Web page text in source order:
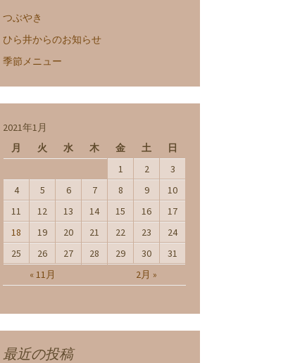
つぶやき
ひら井からのお知らせ
季節メニュー
2021年1月
月
火 水 木 金 土 日
« 11月 2月 »
1 2
3
4
5 6 7 8 9
10
11
12 13 14 15 16
17
18
19 20 21 22 23
24
25
26 27 28 29 30 31
最近の投稿